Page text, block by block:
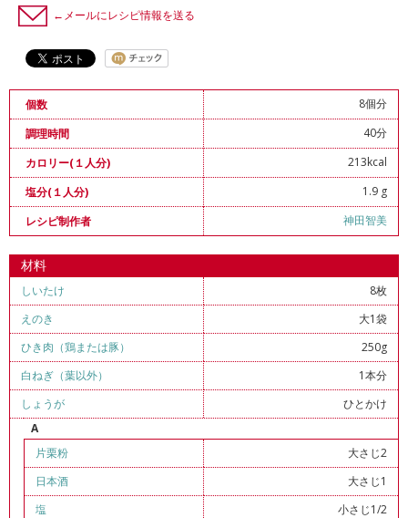
←メールにレシピ情報を送る
個数
8個分
調理時間
40分
カロリー(１人分)
213kcal
塩分(１人分)
1.9 g
レシピ制作者
神田智美
材料
しいたけ
8枚
えのき
大1袋
ひき肉（鶏または豚）
250g
白ねぎ（葉以外）
1本分
しょうが
ひとかけ
A
片栗粉
大さじ2
日本酒
大さじ1
塩
小さじ1/2